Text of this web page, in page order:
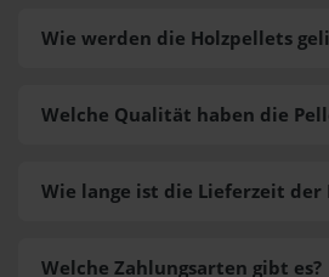
Wie werden die Holzpellets
Welche Zahlungsarten gibt es?
Welche Qualität haben die
Wie lange ist die Lieferzeit der